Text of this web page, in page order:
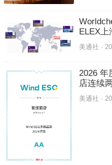
ELEX
美通社 ·
2026 年
店连续
美通社 ·